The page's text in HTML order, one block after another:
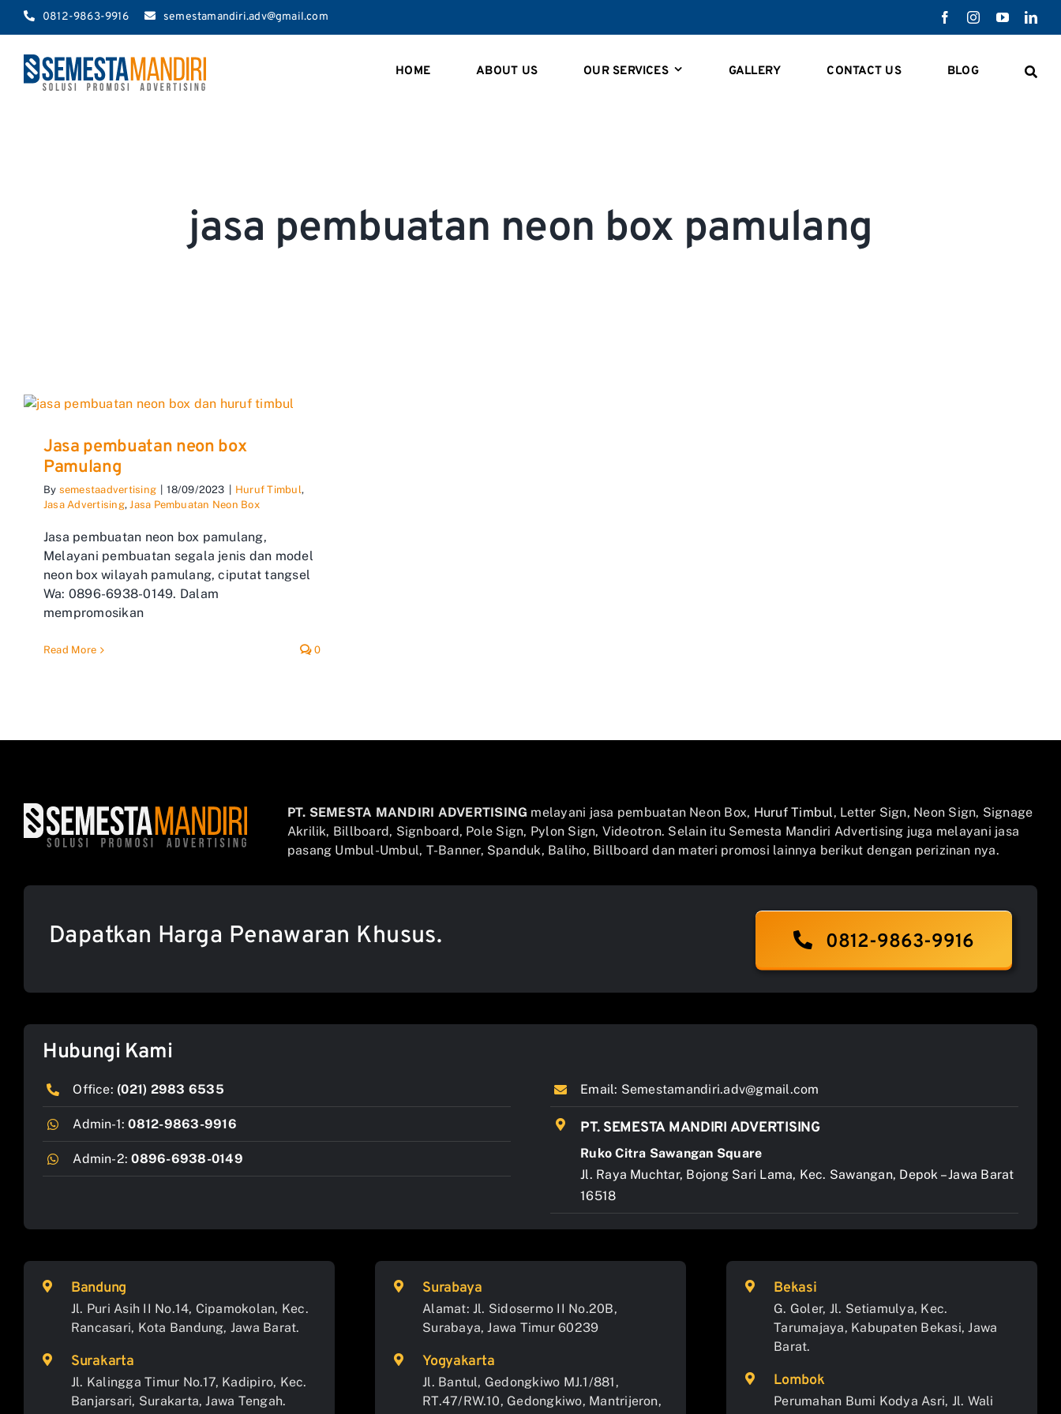
Skip
0812-9863-9916 semestamandiri.adv@gmail.com
HOME ABOUT US OUR SERVICES GALLERY CONTACT US BLOG
jasa pembuatan neon box pamulang
Jasa pembuatan neon box
Pamulang
By semestaadvertising 18/09/2023 Huruf Timbul,
Jasa Advertising,Jasa Pembuatan Neon Box
Jasa pembuatan neon box pamulang,
Melayani pembuatan segala jenis dan model
neon box wilayah pamulang, ciputat tangsel
Wa: 0896-6938-0149. Dalam
mempromosikan
Read More 0
PT. SEMESTA MANDIRI ADVERTISING melayani jasa pembuatan Neon Box, Huruf Timbul, Letter Sign, Neon Sign, Signage
Akrilik, Billboard, Signboard, Pole Sign, Pylon Sign, Videotron. Selain itu Semesta Mandiri Advertising juga melayani jasa
pasang Umbul-Umbul, T-Banner, Spanduk, Baliho, Billboard dan materi promosi lainnya berikut dengan perizinan nya.
Dapatkan Harga Penawaran Khusus. 0812-9863-9916
Hubungi Kami
Office: (021) 2983 6535
Admin-1:0812-9863-9916
Admin-2:0896-6938-0149
Email: Semestamandiri.adv@gmail.com
PT. SEMESTA MANDIRI ADVERTISING
Ruko Citra Sawangan Square
Jl. Raya Muchtar, Bojong Sari Lama, Kec. Sawangan, Depok – Jawa Barat
16518
Bandung
Jl. Puri Asih II No.14, Cipamokolan, Kec.
Rancasari, Kota Bandung, Jawa Barat.
Surakarta
Jl. Kalingga Timur No.17, Kadipiro, Kec.
Banjarsari, Surakarta, Jawa Tengah.
Surabaya
Alamat: Jl. Sidosermo II No.20B,
Surabaya, Jawa Timur 60239
Yogyakarta
Jl. Bantul, Gedongkiwo MJ.1/881,
RT.47/RW.10, Gedongkiwo, Mantrijeron,
Bekasi
G. Goler, Jl. Setiamulya, Kec.
Tarumajaya, Kabupaten Bekasi, Jawa
Barat.
Lombok
Perumahan Bumi Kodya Asri, Jl. Wali